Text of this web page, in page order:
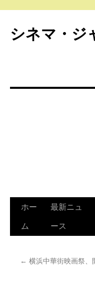
シネマ・ジ
ホー
ム
最新ニュ
ース
← 横浜中華街映画祭、